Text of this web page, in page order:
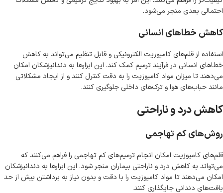
احتمالی بعدی منجر می‌شود.
کاهش خطاهای انسانی
استفاده از قلم‌های کامپوزیت الکترونیکی و قابل تنظیم می‌تواند به کاهش
خطاهای انسانی در فرآیند ترمیم کمک کند. این ابزارها به دندانپزشکان امکان
می‌دهند تا میزان مواد کامپوزیت را به دقت کنترل کنند و از ایجاد مشکلاتی
مانند حباب‌های هوا و ترک‌های داخلی جلوگیری کنند.
کاهش درد و ناراحتی
روش‌های کم تهاجمی
قلم‌های کامپوزیت امکان انجام ترمیم‌های کم تهاجمی را فراهم می‌کنند که
می‌تواند به کاهش درد و ناراحتی بیماران منجر شود. این ابزارها به دندانپزشکان
امکان می‌دهند تا مواد کامپوزیت را با دقت و بدون نیاز به برداشتن بیش از حد
بافت‌های دندانی جایگذاری کنند.